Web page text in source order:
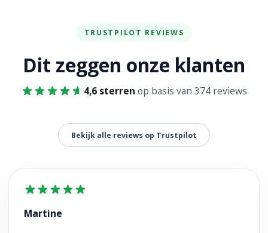
TRUSTPILOT REVIEWS
Dit zeggen onze klanten
4,6 sterren op basis van 374 reviews
Bekijk alle reviews op Trustpilot
Martine